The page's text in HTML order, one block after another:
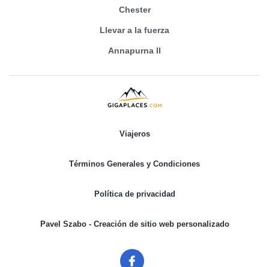
Chester
Llevar a la fuerza
Annapurna II
Viajeros
Términos Generales y Condiciones
Política de privacidad
Pavel Szabo - Creación de sitio web personalizado